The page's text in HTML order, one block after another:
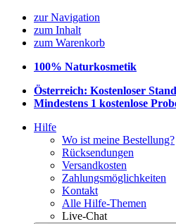
zur Navigation
zum Inhalt
zum Warenkorb
100% Naturkosmetik
Österreich: Kostenloser
Mindestens 1 kostenlose
Hilfe
Wo ist meine Bestellung?
Rücksendungen
Versandkosten
Zahlungsmöglichkeiten
Kontakt
Alle Hilfe-Themen
Live-Chat